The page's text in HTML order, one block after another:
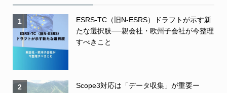
1
ESRS-TC（旧N-ESRS）ドラフトが示す新
たな選択肢──親会社・欧州子会社が今整理
すべきこと
2
Scope3対応は「データ収集」が重要ー